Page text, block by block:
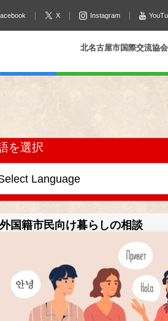
X Instagram
北名古屋市国際交流協会
を選択
外国籍市民向け暮らしの相談